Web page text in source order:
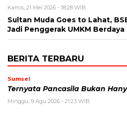
Kamis, 21 Mei 2026 - 18:28 WIB
Sultan Muda Goes to Lahat,
Jadi Penggerak UMKM Berdaya
BERITA TERBARU
Sumsel
Ternyata Pancasila Bukan
Minggu, 9 Agu 2026 - 21:23 WIB